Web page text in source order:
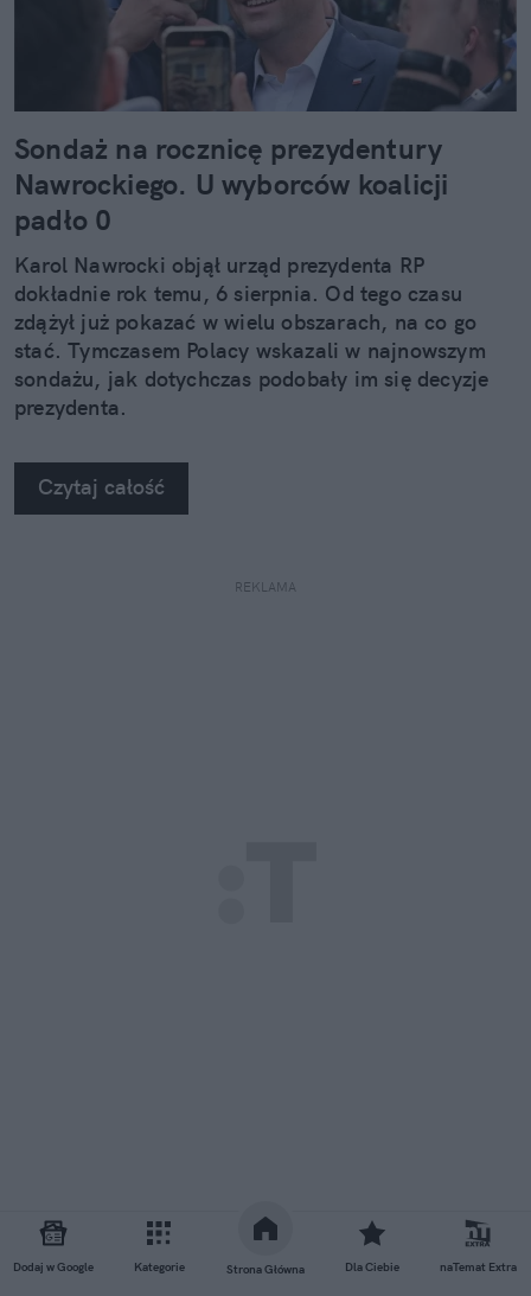
Dodaj w Google Kategorie Strona Główna Dla Ciebie naTemat Extra
Sondaż na rocznicę prezydentury
Nawrockiego. U wyborców koalicji
padło 0
Karol Nawrocki objął urząd prezydenta RP
dokładnie rok temu, 6 sierpnia. Od tego czasu
zdążył już pokazać w wielu obszarach, na co go
stać. Tymczasem Polacy wskazali w najnowszym
sondażu, jak dotychczas podobały im się decyzje
prezydenta.
Czytaj całość
REKLAMA